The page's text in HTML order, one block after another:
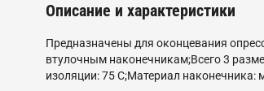
Описание и характеристики
Предназначены для оконцевания
втулочным наконечникам;Всего 3
изоляции: 75 C;Материал